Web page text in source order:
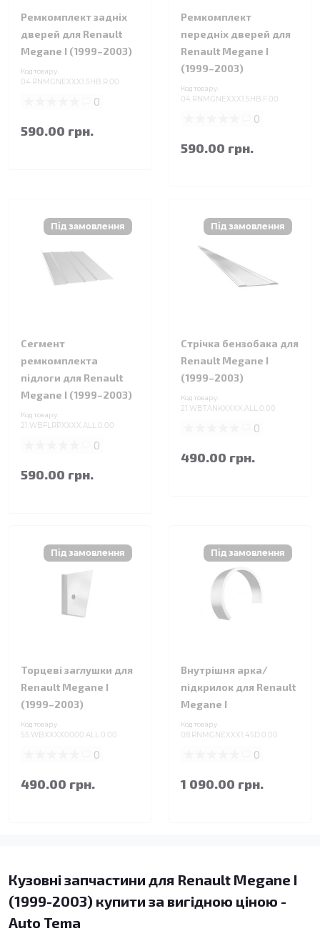
Ремкомплект задніх
дверей для Renault
Megane I (1999–2003)
Код товару:
04.RNMGNEXXX1.5HB.R.00
0
590.00 грн.
Ремкомплект
передніх дверей для
Renault Megane I
(1999–2003)
Код товару:
04.RNMGNEXXX1.5HB.F.00
0
590.00 грн.
Сегмент
ремкомплекта
підлоги для Renault
Megane I (1999–2003)
Код товару:
21.WBFLRPXXXX.ALL.0.00
0
590.00 грн.
Стрічка бензобака для
Renault Megane I
(1999–2003)
Код товару:
21.WBTANKXXXX.ALL.0.00
0
490.00 грн.
Торцеві заглушки для
Renault Megane I
(1999–2003)
Код товару:
55.WBXXXX0000.ALL.0.00
0
490.00 грн.
Внутрішня арка/
підкрилок для Renault
Megane I
Код товару:
08.RNMGNEXXX1.4SD.0.00
0
1 090.00 грн.
Кузовні запчастини для Renault Megane I
(1999-2003) купити за вигідною ціною -
Auto Tema